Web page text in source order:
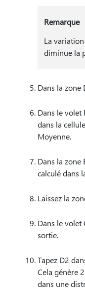
Remarque
La
diminue la
Dans la
Dans le volet
dans la
Moyenne.
Dans la zone
calculé dans
Laissez la
Dans le volet
sortie.
Tapez D2
Cela génère
dans une